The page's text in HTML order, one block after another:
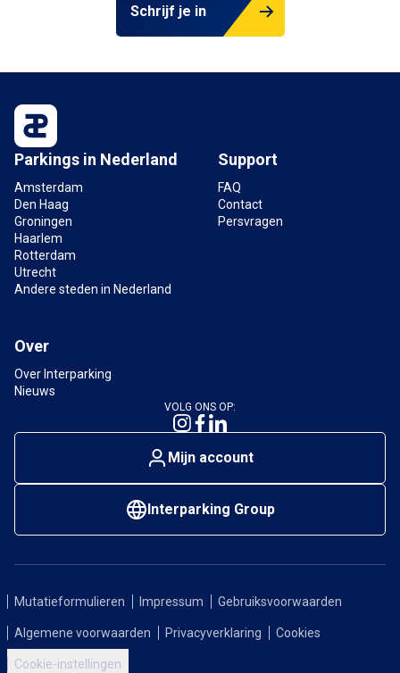
Schrijf je in
Parkings in Nederland
Amsterdam
Den Haag
Groningen
Haarlem
Rotterdam
Utrecht
Andere steden in Nederland
Support
FAQ
Contact
Persvragen
Over
Over Interparking
Nieuws
VOLG ONS OP:
Mijn account
Interparking Group
Mutatieformulieren Impressum Gebruiksvoorwaarden
Algemene voorwaarden Privacyverklaring Cookies
Cookie-instellingen